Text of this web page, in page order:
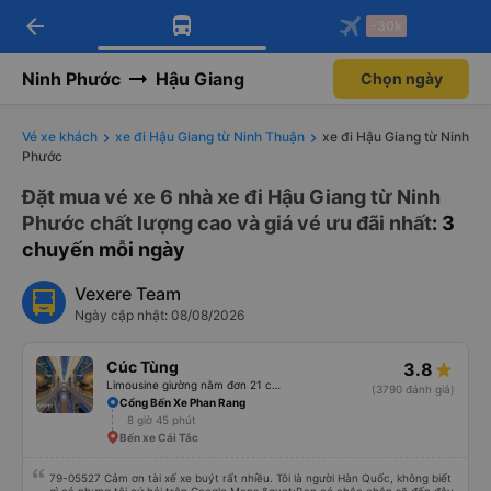
Tải app Vexere ngay!
Nhận ưu đãi thành viên độc
Mở app
Tải app Vexere
-30k/ghế khi đặt vé máy bay qua
Mở app
arrow_back -30k
Ninh Phước Hậu Giang Chọn ngày
Vé xe khách xe đi Hậu Giang từ Ninh Thuận
xe đi Hậu Giang từ Ninh
Phước
Đặt mua vé xe 6 nhà xe đi Hậu Giang từ Ninh
Phước chất lượng cao và giá vé ưu đãi nhất: 3
chuyến mỗi ngày
Vexere Team
Ngày cập nhật: 08/08/2026
Cúc Tùng 3.8
(3790 đánh giá)
Cổng Bến Xe Phan Rang
8 giờ 45 phút
Bến xe Cái Tắc
79-05527 Cảm ơn tài xế xe buýt rất nhiều. Tôi là người Hàn Quốc, không biết